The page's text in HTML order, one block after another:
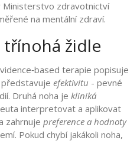
Ministerstvo zdravotnictví
na mentální zdraví.
židle
terapie popisuje
představuje efektivitu - pevné
Druhá noha je kliniká
interpretovat a aplikovat
zahrnuje preference a hodnoty
Pokud chybí jakákoli noha,